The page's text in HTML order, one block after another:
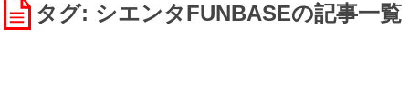
タグ: シエンタFUNBASEの記事一覧